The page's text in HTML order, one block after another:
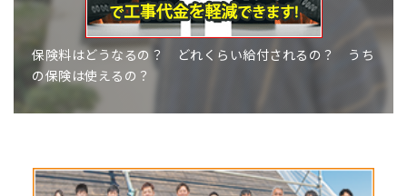
保険料はどうなるの？ どれくらい給付されるの？ うち
の保険は使えるの？